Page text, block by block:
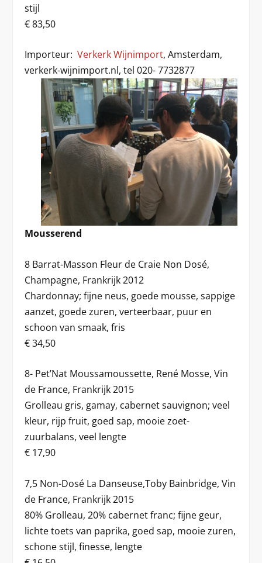
stijl
€ 83,50
Importeur:Verkerk Wijnimport, Amsterdam,
verkerk-wijnimport.nl, tel 020- 7732877
Mousserend
8 Barrat-Masson Fleur de Craie Non Dosé,
Champagne, Frankrijk 2012
Chardonnay; fijne neus, goede mousse, sappige
aanzet, goede zuren, verteerbaar, puur en
schoon van smaak, fris
€ 34,50
8- Pet’Nat Moussamoussette, René Mosse, Vin
de France, Frankrijk 2015
Grolleau gris, gamay, cabernet sauvignon; veel
kleur, rijp fruit, goed sap, mooie zoet-
zuurbalans, veel lengte
€ 17,90
7,5 Non-Dosé La Danseuse,Toby Bainbridge, Vin
de France, Frankrijk 2015
80% Grolleau, 20% cabernet franc; fijne geur,
lichte toets van paprika, goed sap, mooie zuren,
schone stijl, finesse, lengte